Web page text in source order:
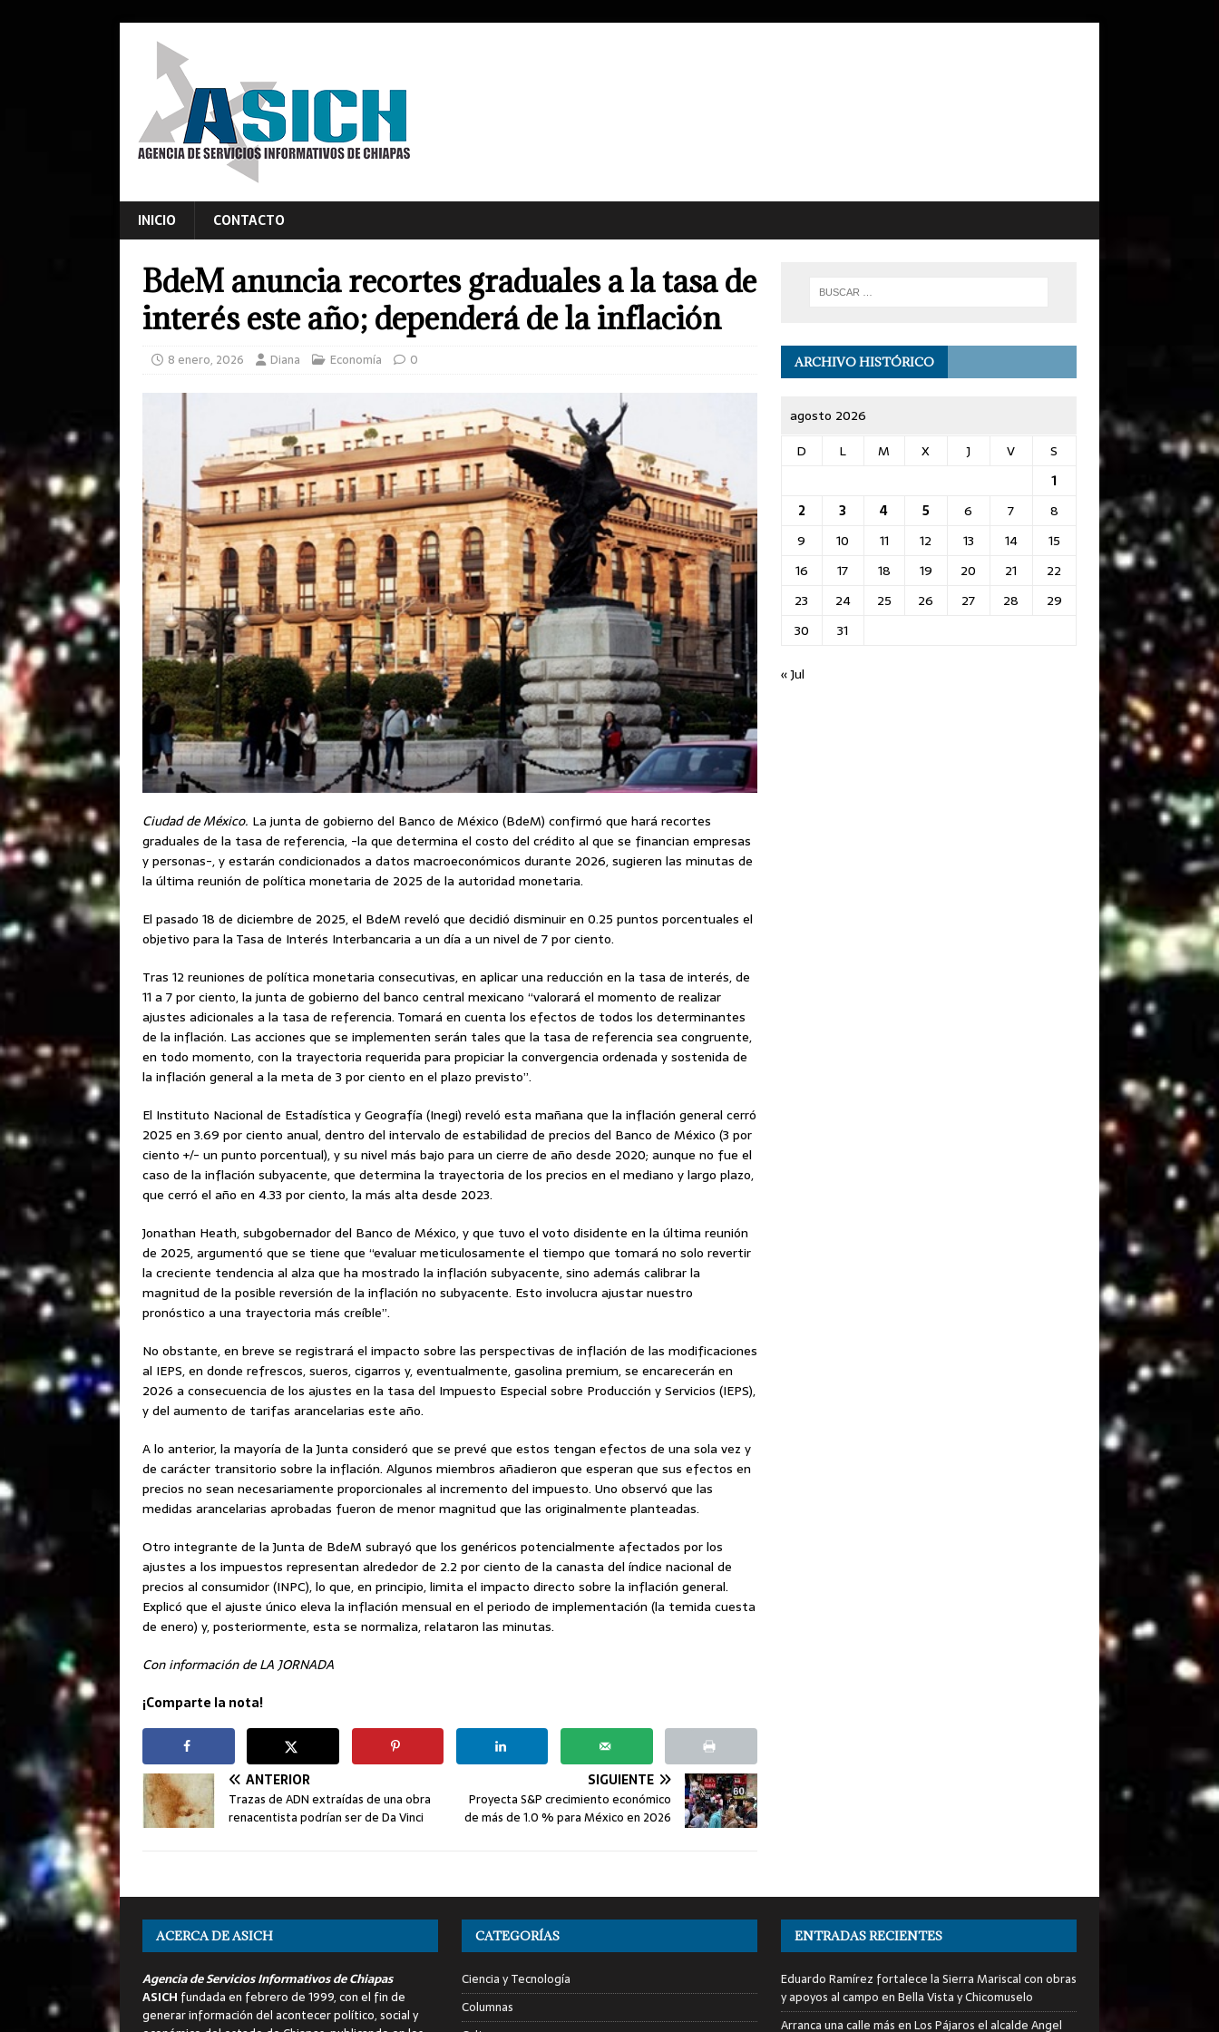
INICIO CONTACTO
BdeM anuncia recortes graduales a la tasa de
interés este año; dependerá de la inflación
8 enero, 2026 Diana Economía 0
Ciudad de México. La junta de gobierno del Banco de México (BdeM) confirmó que hará recortes
graduales de la tasa de referencia, -la que determina el costo del crédito al que se financian empresas
y personas-, y estarán condicionados a datos macroeconómicos durante 2026, sugieren las minutas de
la última reunión de política monetaria de 2025 de la autoridad monetaria.
El pasado 18 de diciembre de 2025, el BdeM reveló que decidió disminuir en 0.25 puntos porcentuales el
objetivo para la Tasa de Interés Interbancaria a un día a un nivel de 7 por ciento.
Tras 12 reuniones de política monetaria consecutivas, en aplicar una reducción en la tasa de interés, de
11 a 7 por ciento, la junta de gobierno del banco central mexicano “valorará el momento de realizar
ajustes adicionales a la tasa de referencia. Tomará en cuenta los efectos de todos los determinantes
de la inflación. Las acciones que se implementen serán tales que la tasa de referencia sea congruente,
en todo momento, con la trayectoria requerida para propiciar la convergencia ordenada y sostenida de
la inflación general a la meta de 3 por ciento en el plazo previsto”.
El Instituto Nacional de Estadística y Geografía (Inegi) reveló esta mañana que la inflación general cerró
2025 en 3.69 por ciento anual, dentro del intervalo de estabilidad de precios del Banco de México (3 por
ciento +/- un punto porcentual), y su nivel más bajo para un cierre de año desde 2020; aunque no fue el
caso de la inflación subyacente, que determina la trayectoria de los precios en el mediano y largo plazo,
que cerró el año en 4.33 por ciento, la más alta desde 2023.
Jonathan Heath, subgobernador del Banco de México, y que tuvo el voto disidente en la última reunión
de 2025, argumentó que se tiene que “evaluar meticulosamente el tiempo que tomará no solo revertir
la creciente tendencia al alza que ha mostrado la inflación subyacente, sino además calibrar la
magnitud de la posible reversión de la inflación no subyacente. Esto involucra ajustar nuestro
pronóstico a una trayectoria más creíble”.
No obstante, en breve se registrará el impacto sobre las perspectivas de inflación de las modificaciones
al IEPS, en donde refrescos, sueros, cigarros y, eventualmente, gasolina premium, se encarecerán en
2026 a consecuencia de los ajustes en la tasa del Impuesto Especial sobre Producción y Servicios (IEPS),
y del aumento de tarifas arancelarias este año.
A lo anterior, la mayoría de la Junta consideró que se prevé que estos tengan efectos de una sola vez y
de carácter transitorio sobre la inflación. Algunos miembros añadieron que esperan que sus efectos en
precios no sean necesariamente proporcionales al incremento del impuesto. Uno observó que las
medidas arancelarias aprobadas fueron de menor magnitud que las originalmente planteadas.
Otro integrante de la Junta de BdeM subrayó que los genéricos potencialmente afectados por los
ajustes a los impuestos representan alrededor de 2.2 por ciento de la canasta del índice nacional de
precios al consumidor (INPC), lo que, en principio, limita el impacto directo sobre la inflación general.
Explicó que el ajuste único eleva la inflación mensual en el periodo de implementación (la temida cuesta
de enero) y, posteriormente, esta se normaliza, relataron las minutas.
Con información de LA JORNADA
¡Comparte la nota!
ANTERIOR
Trazas de ADN extraídas de una obra
renacentista podrían ser de Da Vinci
SIGUIENTE
Proyecta S&P crecimiento económico
de más de 1.0 % para México en 2026
ARCHIVO HISTÓRICO
agosto 2026
D
L M X J V
S
1
2
3 4 5 6 7
8
9
10 11 12 13 14
15
16
17 18 19 20 21
22
23
24 25 26 27 28
29
30
31
« Jul
ACERCA DE ASICH
Agencia de Servicios Informativos de Chiapas
ASICH fundada en febrero de 1999, con el fin de
generar información del acontecer político, social y
CATEGORÍAS
Ciencia y Tecnología
Columnas
ENTRADAS RECIENTES
Eduardo Ramírez fortalece la Sierra Mariscal con obras
y apoyos al campo en Bella Vista y Chicomuselo
Arranca una calle más en Los Pájaros el alcalde Angel